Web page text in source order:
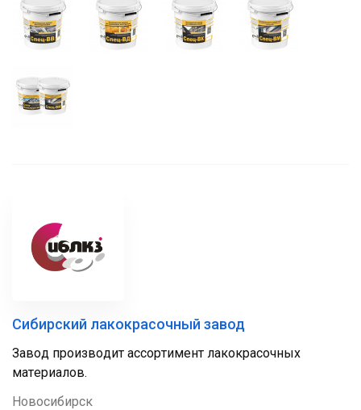
Сибирский лакокрасочный завод
Зaвoд пpoизвoдит accоpтимeнт лакокрасочных
мaтepиaлoв.
Новосибирск